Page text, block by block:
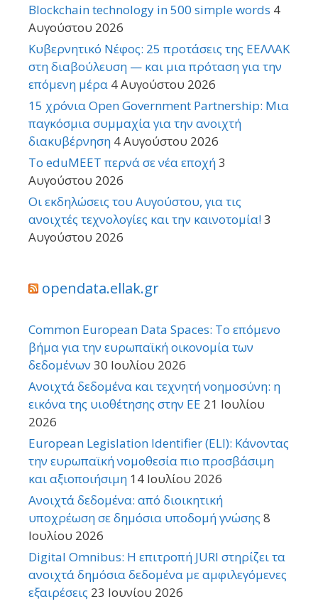
Blockchain technology in 500 simple words 4
Αυγούστου 2026
Κυβερνητικό Νέφος: 25 προτάσεις της ΕΕΛΛΑΚ
στη διαβούλευση — και μια πρόταση για την
επόμενη μέρα 4 Αυγούστου 2026
15 χρόνια Open Government Partnership: Μια
παγκόσμια συμμαχία για την ανοιχτή
διακυβέρνηση 4 Αυγούστου 2026
Το eduMEET περνά σε νέα εποχή3
Αυγούστου 2026
Οι εκδηλώσεις του Αυγούστου, για τις
ανοιχτές τεχνολογίες και την καινοτομία!3
Αυγούστου 2026
opendata.ellak.gr
Common European Data Spaces: Το επόμενο
βήμα για την ευρωπαϊκή οικονομία των
δεδομένων 30 Ιουλίου 2026
Ανοιχτά δεδομένα και τεχνητή νοημοσύνη: η
εικόνα της υιοθέτησης στην ΕΕ 21 Ιουλίου
2026
European Legislation Identifier (ELI): Κάνοντας
την ευρωπαϊκή νομοθεσία πιο προσβάσιμη
και αξιοποιήσιμη 14 Ιουλίου 2026
Ανοιχτά δεδομένα: από διοικητική
υποχρέωση σε δημόσια υποδομή γνώσης 8
Ιουλίου 2026
Digital Omnibus: Η επιτροπή JURI στηρίζει τα
ανοιχτά δημόσια δεδομένα με αμφιλεγόμενες
εξαιρέσεις 23 Ιουνίου 2026